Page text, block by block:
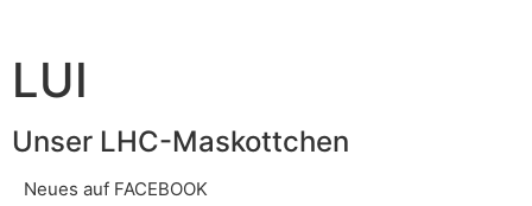
LUI
Unser LHC-Maskottchen
Neues auf FACEBOOK